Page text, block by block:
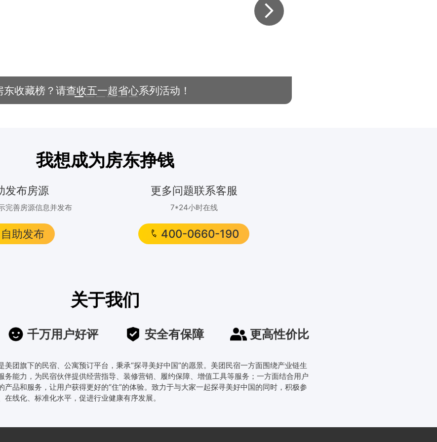
收藏榜？请查收五一超省心系列活动！
我想成为房东挣钱
发布房源
完善房源信息并发布
自助发布
更多问题联系客服
7*24小时在线
400-0660-190
关于我们
千万用户好评 安全有保障 更高性价比
团旗下的民宿、公寓预订平台，秉承“探寻美好中国”的愿景。美团民宿一方面围绕产业链生
务能力，为民宿伙伴提供经营指导、装修营销、履约保障、增值工具等服务；一方面结合用户
产品和服务，让用户获得更好的“住”的体验。致力于与大家一起探寻美好中国的同时，积极参
线化、标准化水平，促进行业健康有序发展。